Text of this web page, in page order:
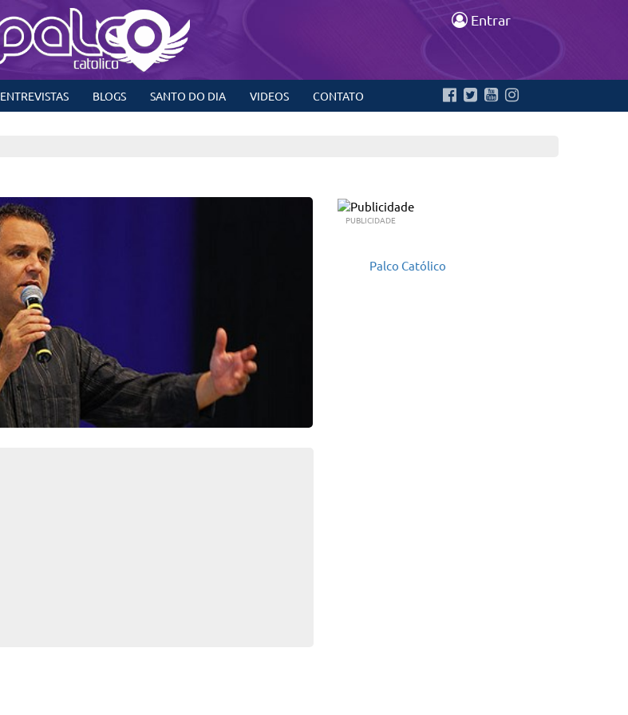
Entrar
ENTREVISTAS BLOGS SANTO DO DIA VIDEOS CONTATO
PUBLICIDADE
Palco Católico